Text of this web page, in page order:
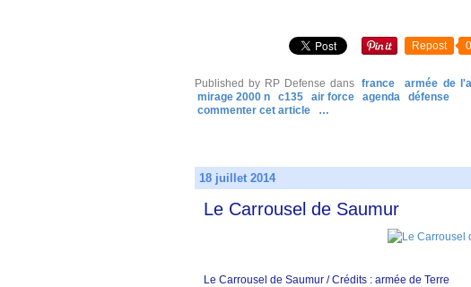
Repost 0
Published by RP Defense dans france armée de
mirage 2000 n
c135 air force agenda
défense
commenter cet article
…
18 juillet 2014
Le Carrousel de Saumur
Le Carrousel de Saumur / Crédits : armée de Terre